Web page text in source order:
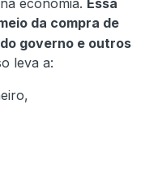
da compra de
governo e outros
leva a: